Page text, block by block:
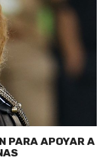
PARA APOYAR A